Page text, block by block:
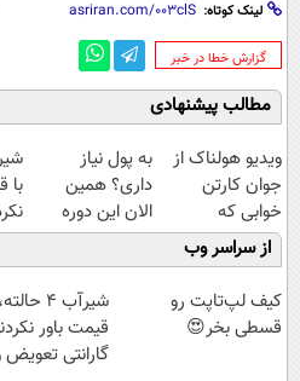
لینک کوتاه:
‌گزارش خطا در خبر
مطالب پیشنهادی
ویدیو هولناک از
جوان کارتن
خوابی که
میلیاردر شد.
آموزش رایگان
به پول نیاز
داری؟ همین
الان این دوره
رایگان رو شرکت
کن تا دیر نشده!
با
از سراسر وب
کیف لپ‌تاپت رو
قسطی بخر😍
شیر‌آب ۴
قیمت باور
گارانتی تعویض